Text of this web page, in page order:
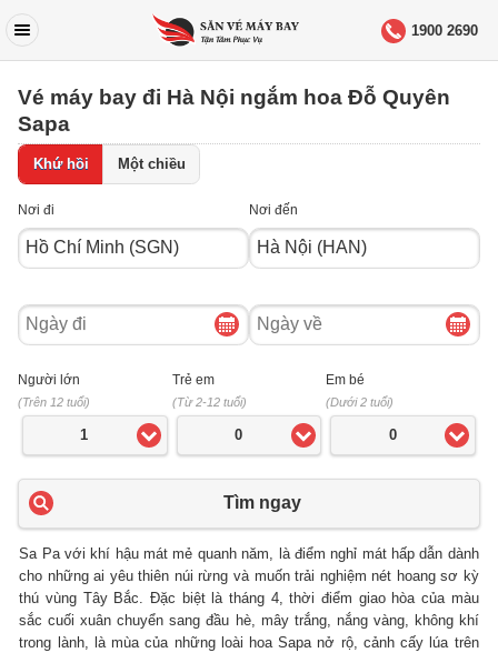
1900 2690
Vé máy bay đi Hà Nội ngắm hoa Đỗ Quyên
Sapa
Khứ hồi Một chiều
Nơi đi Nơi đến
Ngày
đi
Ngày
về
Người lớn
(Trên 12 tuổi)
1
Trẻ em
(Từ 2-12 tuổi)
0
Em bé
(Dưới 2 tuổi)
0
Tìm ngay
Sa Pa với khí hậu mát mẻ quanh năm, là điểm nghỉ mát hấp dẫn dành
cho những ai yêu thiên núi rừng và muốn trải nghiệm nét hoang sơ kỳ
thú vùng Tây Bắc. Đặc biệt là tháng 4, thời điểm giao hòa của màu
sắc cuối xuân chuyển sang đầu hè, mây trắng, nắng vàng, không khí
trong lành, là mùa của những loài hoa Sapa nở rộ, cảnh cấy lúa trên